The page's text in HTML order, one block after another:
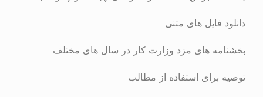
فایل های متنی
های مزد وزارت کار در سال های مختلف
استفاده از مطالب